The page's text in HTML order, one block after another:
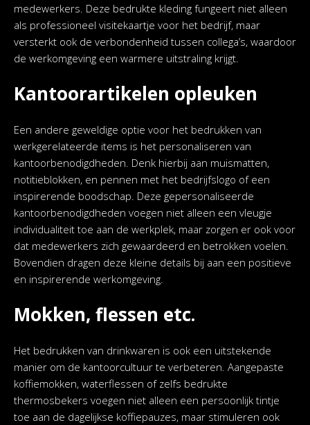
medewerkers. Deze bedrukte kleding fungeert niet alleen
als professioneel visitekaartje voor het bedrijf, maar
versterkt ook de verbondenheid tussen collega’s, waardoor
de werkomgeving een warmere uitstraling krijgt.
Kantoorartikelen opleuken
Een andere geweldige optie voor het bedrukken van
werkgerelateerde items is het personaliseren van
kantoorbenodigdheden. Denk hierbij aan muismatten,
notitieblokken, en pennen met het bedrijfslogo of een
inspirerende boodschap. Deze gepersonaliseerde
kantoorbenodigdheden voegen niet alleen een vleugje
individualiteit toe aan de werkplek, maar zorgen er ook voor
dat medewerkers zich gewaardeerd en betrokken voelen.
Bovendien dragen deze kleine details bij aan een positieve
en inspirerende werkomgeving.
Mokken, flessen etc.
Het bedrukken van drinkwaren is ook een uitstekende
manier om de kantoorcultuur te verbeteren. Aangepaste
koffiemokken, waterflessen of zelfs bedrukte
thermosbekers voegen niet alleen een persoonlijk tintje
toe aan de dagelijkse koffiepauzes, maar stimuleren ook